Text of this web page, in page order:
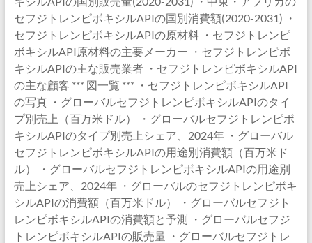
セフジトレンピボキシルAPIの国別消費額(2020-2031) ・
セフジトレンピボキシルAPIの原材料 ・セフジトレンピ
ボキシルAPI原材料の主要メーカー ・セフジトレンピボ
キシルAPIの主な販売業者 ・セフジトレンピボキシルAPI
の主な顧客 *** 図一覧 *** ・セフジトレンピボキシルAPI
の写真 ・グローバルセフジトレンピボキシルAPIのタイ
プ別売上（百万米ドル） ・グローバルセフジトレンピボ
キシルAPIのタイプ別売上シェア、2024年 ・グローバル
セフジトレンピボキシルAPIの用途別消費額（百万米ド
ル） ・グローバルセフジトレンピボキシルAPIの用途別
売上シェア、2024年 ・グローバルのセフジトレンピボキ
シルAPIの消費額（百万米ドル） ・グローバルセフジト
レンピボキシルAPIの消費額と予測 ・グローバルセフジ
トレンピボキシルAPIの販売量 ・グローバルセフジトレ